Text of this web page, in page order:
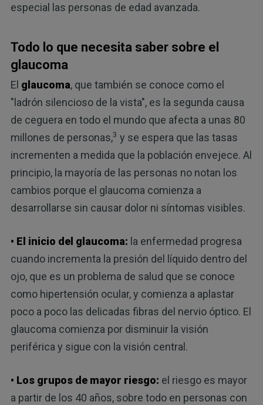
especial las personas de edad avanzada.
Todo lo que necesita saber sobre el
glaucoma
El glaucoma, que también se conoce como el
"ladrón silencioso de la vista", es la segunda causa
de ceguera en todo el mundo que afecta a unas 80
millones de personas,3 y se espera que las tasas
incrementen a medida que la población envejece. Al
principio, la mayoría de las personas no notan los
cambios porque el glaucoma comienza a
desarrollarse sin causar dolor ni síntomas visibles.
• El inicio del glaucoma: la enfermedad progresa
cuando incrementa la presión del líquido dentro del
ojo, que es un problema de salud que se conoce
como hipertensión ocular, y comienza a aplastar
poco a poco las delicadas fibras del nervio óptico. El
glaucoma comienza por disminuir la visión
periférica y sigue con la visión central.
• Los grupos de mayor riesgo: el riesgo es mayor
a partir de los 40 años, sobre todo en personas con